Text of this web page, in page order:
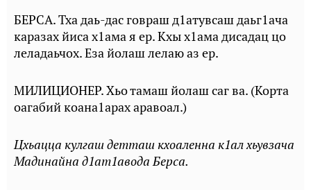
БЕРСА. Тха даь-дас говраш д1атувсаш даьг1ача
каразах йиса х1ама я ер. Кхы х1ама дисадац цо
леладаьчох. Еза йолаш лелаю аз ер.
МИЛИЦИОНЕР. Хьо тамаш йолаш саг ва. (Корта
оагабий коана1арах аравоал.)
Цхьацца кулгаш детташ кхоаленна к1ал хьувзача
Мадинайна д1ат1авода Берса.